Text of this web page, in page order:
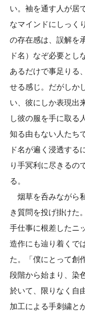
い。袖を通す人が居
なマインドにしっく
の存在感は、誤解を
ド名）なぞ必要とし
あるだけで事足りる
せる感じ。だがしか
い、彼にしか表現出
し彼の服を手に取る
知る由もない人たち
ド名が遍く浸透する
り手冥利に尽きるの
る。
烟草を呑みながら
き質問を投げ掛けた
手仕事に根差したニ
造作にも辿り着くで
た。「僕にとって創
段階から始まり、染
於いて、限りなく自
加工による手刺繍と